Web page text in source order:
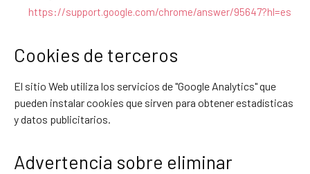
https://support.google.com/chrome/answer/95647?hl=es
Cookies de terceros
El sitio Web utiliza los servicios de "Google Analytics" que
pueden instalar cookies que sirven para obtener estadísticas
y datos publicitarios.
Advertencia sobre eliminar